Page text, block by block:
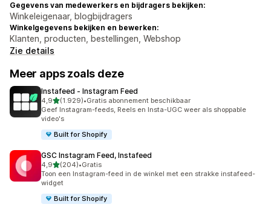
Gegevens van medewerkers en bijdragers bekijken:
Winkeleigenaar, blogbijdragers
Winkelgegevens bekijken en bewerken:
Klanten, producten, bestellingen, Webshop
Zie details
Meer apps zoals deze
Instafeed ‑ Instagram Feed
4,9van 5 sterren
(1.929)
1929 recensies in totaal
•Gratis abonnement beschikbaar
Geef Instagram-feeds, Reels en Insta-UGC weer als shoppable
video's
Built for Shopify
GSC Instagram Feed, Instafeed
4,9van 5 sterren
(204)
204 recensies in totaal
•Gratis
Toon een Instagram-feed in de winkel met een strakke instafeed-
widget
Built for Shopify